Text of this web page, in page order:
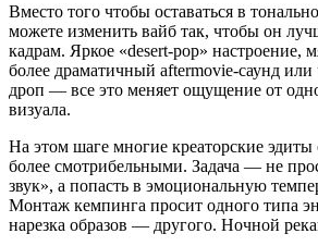
Вместо того чтобы оставаться в
можете изменить вайб так, чтобы он
кадрам. Яркое «desert‑pop» настроение,
более драматичный aftermovie‑саунд
дроп — все это меняет ощущение от
визуала.
На этом шаге многие креаторские эдиты
более смотрибельными. Задача — не
звук», а попасть в эмоциональную
Монтаж кемпинга просит одного типа
нарезка образов — другого. Ночной